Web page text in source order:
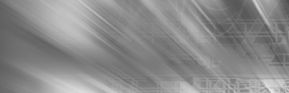
Influencer marketing
Interne communicatie
Purpose Marketing
Reputatie & crisis